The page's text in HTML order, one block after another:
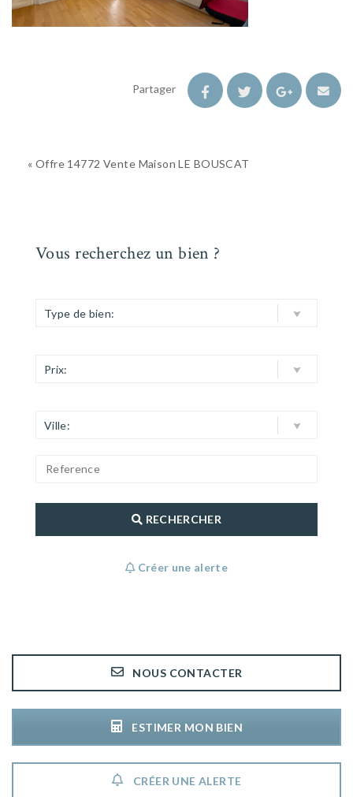
Partager
« Offre 14772 Vente Maison LE BOUSCAT
Vous recherchez un bien ?
Type de bien:
Prix:
Ville:
RECHERCHER
Créer une alerte
NOUS CONTACTER
ESTIMER MON BIEN
CRÉER UNE ALERTE